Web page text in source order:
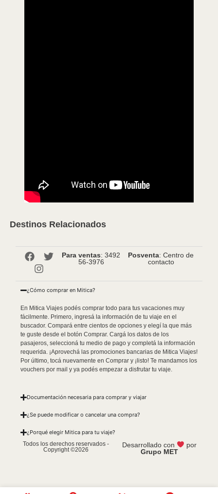
Destinos Relacionados
Para ventas: 3492
56-3976
Posventa: Centro de
contacto
¿Cómo comprar en Mitica?
En Mitica Viajes podés comprar todo para tus vacaciones muy
fácilmente. Primero, ingresá la información de tu viaje en el
buscador. Compará entre cientos de opciones y elegí la que más
te guste desde el botón Comprar. Cargá los datos de los
pasajeros, seleccioná tu medio de pago y completá la información
requerida. ¡Aprovechá las promociones bancarias de Mitica Viajes!
Por último, tocá nuevamente en Comprar y ¡listo! Te mandamos los
vouchers por mail y ya podés empezar a disfrutar tu viaje.
Documentación necesaria para comprar y viajar
¿Se puede modificar o cancelar una compra?
¿Porqué elegir Mitica para tu viaje?
Todos los derechos reservados -
Copyright ©2026
Desarrollado con
por
Grupo MET